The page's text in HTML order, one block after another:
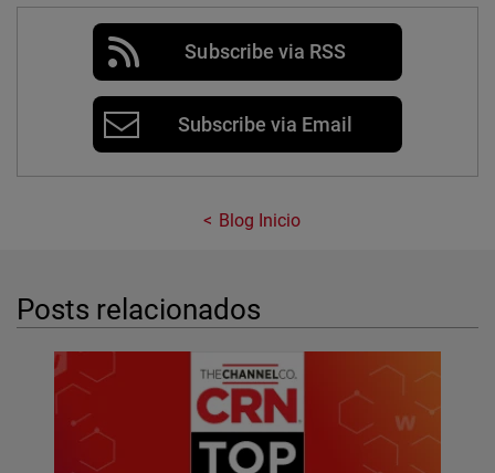
Subscribe via RSS
Subscribe via Email
Blog Inicio
Posts relacionados